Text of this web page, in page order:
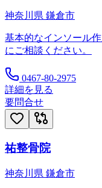
神奈川県 鎌倉市
基本的なインソール
にご相談ください。
0467-80-2975
詳細を見る
要問合せ
祐整骨院
神奈川県 鎌倉市